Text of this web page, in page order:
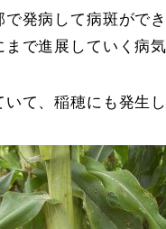
発病して病斑がで
で進展していく病気
て、稲穂にも発生し